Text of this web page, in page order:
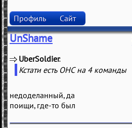
Профиль Сайт
UnShame
UberSoldier
Кстати есть ОНС на 4 команды
недоделанный, да
поищи, где-то был